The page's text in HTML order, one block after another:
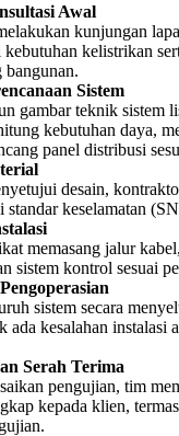
Awal
kunjungan
kelistrikan
Sistem
gambar teknik sistem
kebutuhan daya,
panel distribusi
desain,
standar keselamatan
memasang jalur
sistem kontrol sesuai
sistem secara
ada kesalahan instalasi
Serah Terima
pengujian, tim
kepada klien,